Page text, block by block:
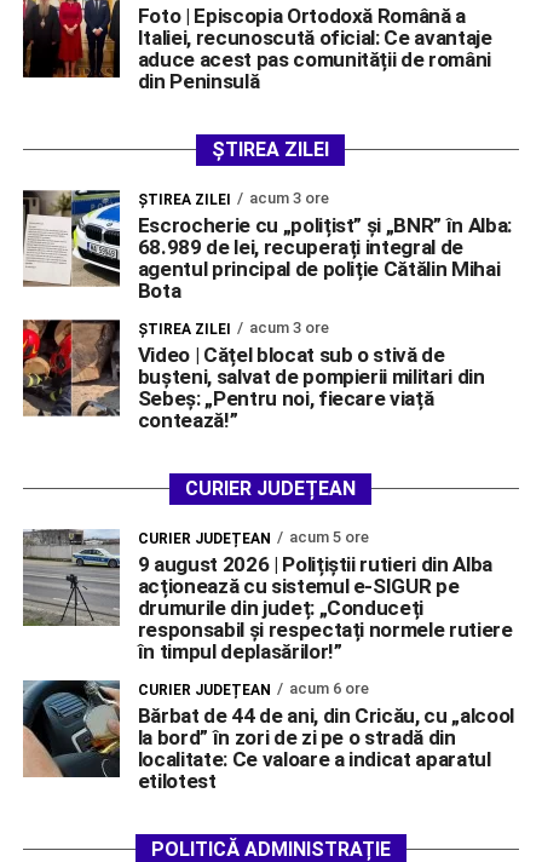
Foto | Episcopia Ortodoxă Română a
Italiei, recunoscută oficial: Ce avantaje
aduce acest pas comunității de români
din Peninsulă
ȘTIREA ZILEI
ŞTIREA ZILEI acum 3 ore
Escrocherie cu „polițist” și „BNR” în Alba:
68.989 de lei, recuperați integral de
agentul principal de poliție Cătălin Mihai
Bota
ŞTIREA ZILEI acum 3 ore
Video | Cățel blocat sub o stivă de
bușteni, salvat de pompierii militari din
Sebeș: „Pentru noi, fiecare viață
contează!”
CURIER JUDEȚEAN
CURIER JUDEȚEAN acum 5 ore
9 august 2026 | Polițiștii rutieri din Alba
acționează cu sistemul e-SIGUR pe
drumurile din județ: „Conduceți
responsabil și respectați normele rutiere
în timpul deplasărilor!”
CURIER JUDEȚEAN acum 6 ore
Bărbat de 44 de ani, din Cricău, cu „alcool
la bord” în zori de zi pe o stradă din
localitate: Ce valoare a indicat aparatul
etilotest
POLITICĂ ADMINISTRAȚIE